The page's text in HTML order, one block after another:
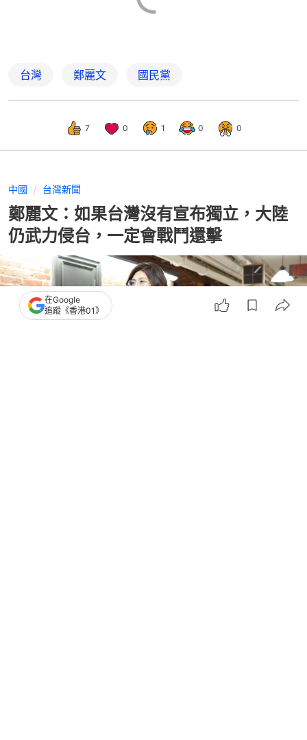
台灣 鄭麗文 國民黨
7 0 1 0 0
中國 台灣新聞
鄭麗文：如果台灣沒有宣布獨立，大陸
仍武力侵台，一定會戰鬥還擊
在Google
追蹤《香港01》